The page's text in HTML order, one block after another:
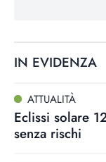
IN EVIDENZA
ATTUALITÀ
Eclissi solare
senza rischi